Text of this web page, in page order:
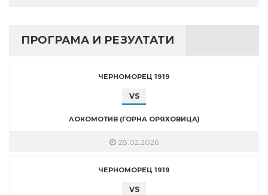
ПРОГРАМА И РЕЗУЛТАТИ
ЧЕРНОМОРЕЦ 1919
VS
ЛОКОМОТИВ (ГОРНА ОРЯХОВИЦА)
28.02.2026
ЧЕРНОМОРЕЦ 1919
VS